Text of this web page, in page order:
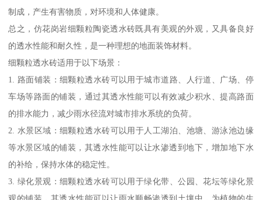
制成，产生有害物质，对环境和人体健康。
总之，仿花岗岩细颗粒陶瓷透水砖既具有美观的外观，又具备良好
的透水性能和耐久性，是一种理想的地面装饰材料。
细颗粒透水砖适用于以下场景：
1. 路面铺装：细颗粒透水砖可以用于城市道路、人行道、广场、停
车场等路面的铺装，通过其透水性能可以有效减少积水、提高路面
的排水能力，减少雨水径流对城市排水系统的负荷。
2. 水景区域：细颗粒透水砖可以用于人工湖泊、池塘、游泳池边缘
等水景区域的铺装，其透水性能可以让水渗透到地下，增加地下水
的补给，保持水体的稳定性。
3. 绿化景观：细颗粒透水砖可以用于绿化带、公园、花坛等绿化景
观的铺装，其透水性能可以让雨水顺畅渗透到土壤中，为植物的生